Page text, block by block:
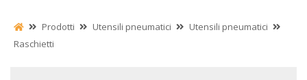
Prodotti Utensili pneumatici
Utensili pneumatici
Raschietti